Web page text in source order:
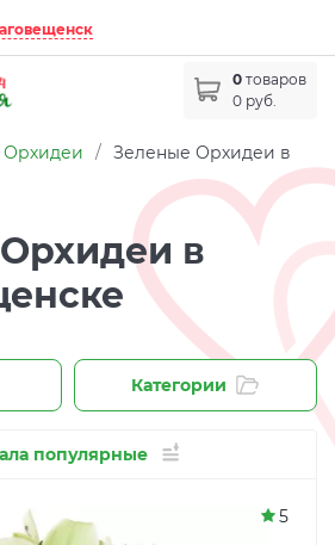
0 товаров
0 руб.
Орхидеи / Зеленые Орхидеи в
в
Категории
популярные
5